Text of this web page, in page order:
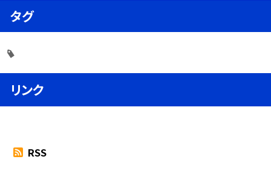
タグ
リンク
RSS